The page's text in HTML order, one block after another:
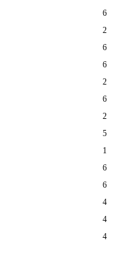
6
2
6
6
2
6
2
5
1
6
6
4
4
4